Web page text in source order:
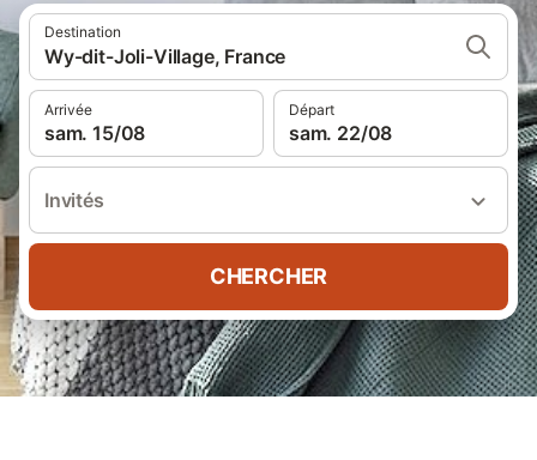
Destination
Wy-dit-Joli-Village, France
Arrivée
sam. 15/08
Départ
sam. 22/08
Invités
CHERCHER